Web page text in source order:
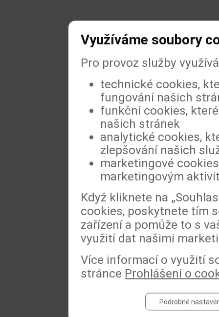
Využíváme soubory
Pro provoz služby
technické cookies,
fungování našich
funkční cookies,
našich stránek
analytické cookies,
zlepšování našich
marketingové
marketingovým
Když kliknete na
cookies, poskytnete tím
zařízení a pomůže to s
využití dat našimi
Více informací o využití
stránce Prohlášení o
Podrobné